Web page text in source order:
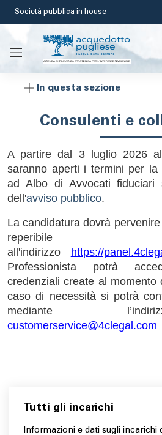
Salta
contenuto
principale
Società pubblica in house
In questa sezione
Consulenti e
A partire dal 3 luglio 2026
saranno aperti i termini per la
ad Albo di Avvocati fiduciari
dell'avviso pubblico.
La candidatura dovrà
reperibile
all'indirizzo
https://
Professionista potrà
credenziali create al momento
caso di necessità si potrà
mediante
customerservice@4clegal.com
Tutti gli incarichi
Informazioni e dati sugli incarichi